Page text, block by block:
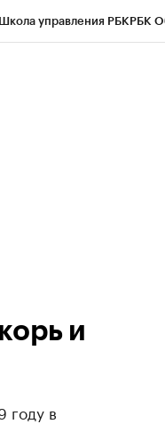
Школа управления РБКРБК
и
году в